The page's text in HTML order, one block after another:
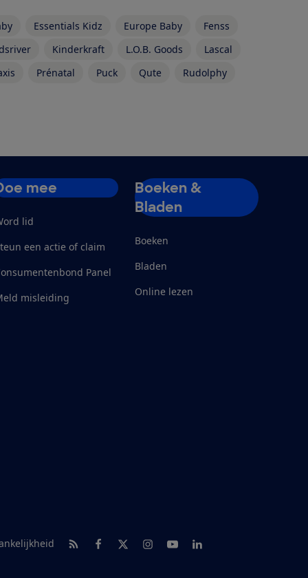
Essentials Kidz Europe Baby
Fenss
Kinderkraft L.O.B. Goods
Lascal
Prénatal Puck Qute Rudolphy
mee
lid
een actie of claim
Panel
misleiding
Boeken &
Bladen
Boeken
Bladen
Online lezen
RSS-feed nieuws
Facebook
TwitterInstagram
YoutubeLinkedIn